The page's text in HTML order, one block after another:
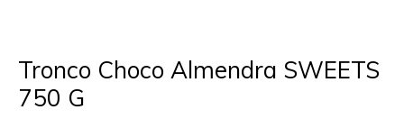
Tronco Choco Almendra SWEETS
750 G